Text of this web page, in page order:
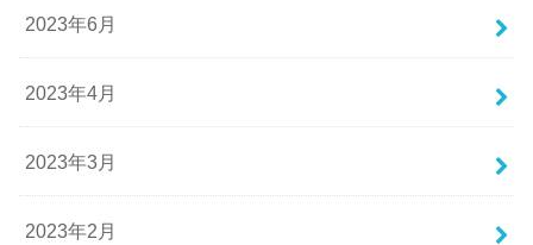
2023年6月
2023年4月
2023年3月
2023年2月